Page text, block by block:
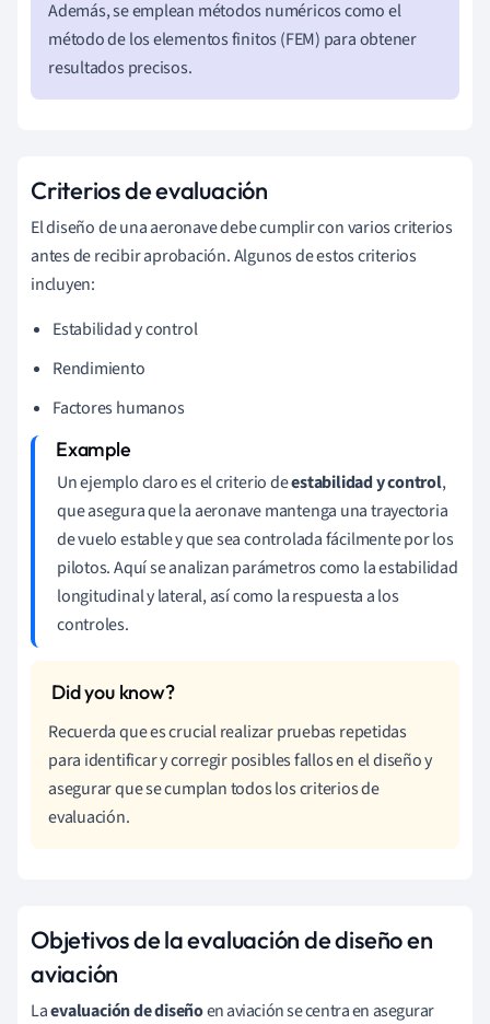
Además, se emplean métodos numéricos como el
método de los elementos finitos (FEM) para obtener
resultados precisos.
Criterios de evaluación
El diseño de una aeronave debe cumplir con varios criterios
antes de recibir aprobación. Algunos de estos criterios
incluyen:
Estabilidad y control
Rendimiento
Factores humanos
Un ejemplo claro es el criterio deestabilidad y control,
que asegura que la aeronave mantenga una trayectoria
de vuelo estable y que sea controlada fácilmente por los
pilotos. Aquí se analizan parámetros como la estabilidad
longitudinal y lateral, así como la respuesta a los
controles.
Recuerda que es crucial realizar pruebas repetidas
para identificar y corregir posibles fallos en el diseño y
asegurar que se cumplan todos los criterios de
evaluación.
Objetivos de la evaluación de diseño en
aviación
Laevaluación de diseñoen aviación se centra en asegurar